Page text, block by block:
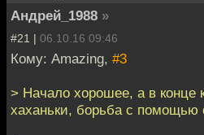
Андрей_1988 »
#21 | 06.10.16 09:46
Кому: Amazing, #3
> Начало хорошее, а в конце
хаханьки, борьба с помощью